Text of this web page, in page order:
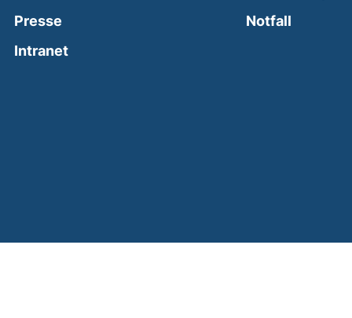
Presse
Intranet(external link, opens in a new window)
Notfall